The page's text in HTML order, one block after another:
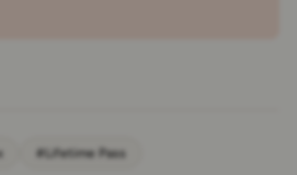
#Lifetime Pass